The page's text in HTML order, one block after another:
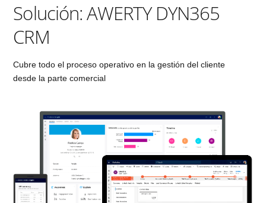
Solución: AWERTY DYN365
CRM
Cubre todo el proceso operativo en la gestión del cliente
desde la parte comercial